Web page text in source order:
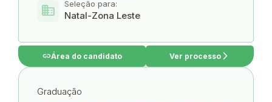
domain Seleção para:
Natal-Zona Leste
linkÁrea do candidato Ver processo arrow_forward_ios
Graduação